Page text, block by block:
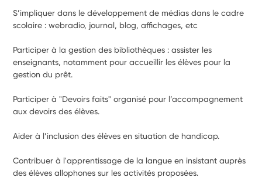
S’impliquer dans le développement de médias dans le cadre
scolaire : webradio, journal, blog, affichages, etc
Participer à la gestion des bibliothèques : assister les
enseignants, notamment pour accueillir les élèves pour la
gestion du prêt.
Participer à "Devoirs faits" organisé pour l’accompagnement
aux devoirs des élèves.
Aider à l’inclusion des élèves en situation de handicap.
Contribuer à l'apprentissage de la langue en insistant auprès
des élèves allophones sur les activités proposées.